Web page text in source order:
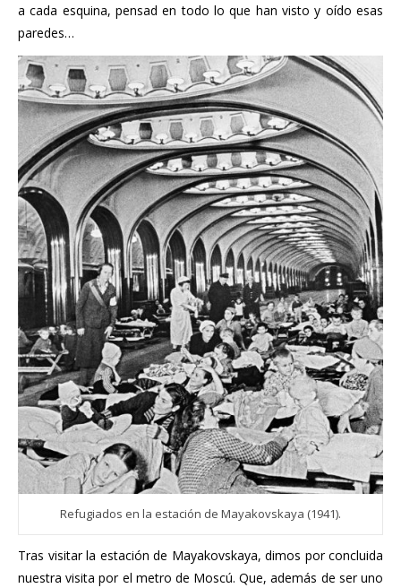
a cada esquina, pensad en todo lo que han visto y oído esas
paredes…
Refugiados en la estación de Mayakovskaya (1941).
Tras visitar la estación de Mayakovskaya, dimos por concluida
nuestra visita por el metro de Moscú. Que, además de ser uno